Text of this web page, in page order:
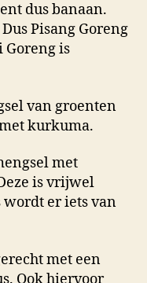
dus banaan.
Pisang Goreng
Goreng is
van groenten
kurkuma.
met
is vrijwel
wordt er iets van
met een
Ook hiervoor